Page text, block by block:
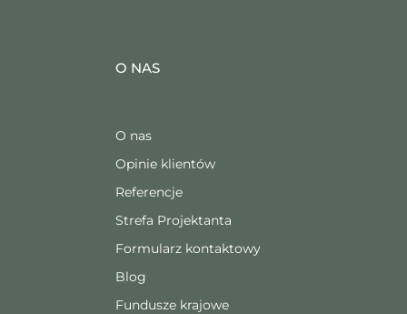
O NAS
O nas
Opinie klientów
Referencje
Strefa Projektanta
Formularz kontaktowy
Blog
Fundusze krajowe